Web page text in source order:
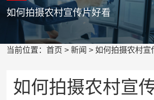
如何拍摄农村宣传片好看
当前位置：首页 >新闻 > 如何拍摄农村宣
如何拍摄农村宣